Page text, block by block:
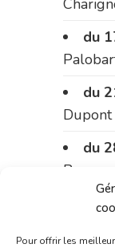
Pour offrir les
du
du
du
Du